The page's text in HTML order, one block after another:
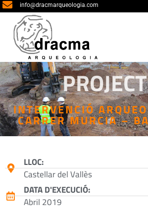
info@dracmarqueologia.com
INTERVENCIÓ
CARRER MURCIA –
LLOC:
Castellar del Vallès
DATA D'EXECUCIÓ:
Abril 2019